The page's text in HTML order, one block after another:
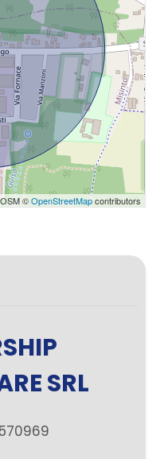
©OpenStreetMapcontributors
SRL